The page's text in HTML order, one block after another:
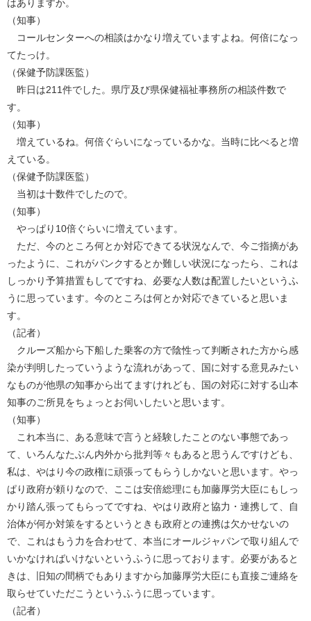
はありますか。
（知事）
コールセンターへの相談はかなり増えていますよね。何倍になっ
てたっけ。
（保健予防課医監）
昨日は211件でした。県庁及び県保健福祉事務所の相談件数で
す。
（知事）
増えているね。何倍ぐらいになっているかな。当時に比べると増
えている。
（保健予防課医監）
当初は十数件でしたので。
（知事）
やっぱり10倍ぐらいに増えています。
ただ、今のところ何とか対応できてる状況なんで、今ご指摘があ
ったように、これがパンクするとか難しい状況になったら、これは
しっかり予算措置もしてですね、必要な人数は配置したいというふ
うに思っています。今のところは何とか対応できていると思いま
す。
（記者）
クルーズ船から下船した乗客の方で陰性って判断された方から感
染が判明したっていうような流れがあって、国に対する意見みたい
なものが他県の知事から出てますけれども、国の対応に対する山本
知事のご所見をちょっとお伺いしたいと思います。
（知事）
これ本当に、ある意味で言うと経験したことのない事態であっ
て、いろんなたぶん内外から批判等々もあると思うんですけども、
私は、やはり今の政権に頑張ってもらうしかないと思います。やっ
ぱり政府が頼りなので、ここは安倍総理にも加藤厚労大臣にもしっ
かり踏ん張ってもらってですね、やはり政府と協力・連携して、自
治体が何か対策をするというときも政府との連携は欠かせないの
で、これはもう力を合わせて、本当にオールジャパンで取り組んで
いかなければいけないというふうに思っております。必要があると
きは、旧知の間柄でもありますから加藤厚労大臣にも直接ご連絡を
取らせていただこうというふうに思っています。
（記者）